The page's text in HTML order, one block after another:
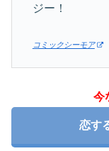
ジー！
コミックシーモア
今
恋す